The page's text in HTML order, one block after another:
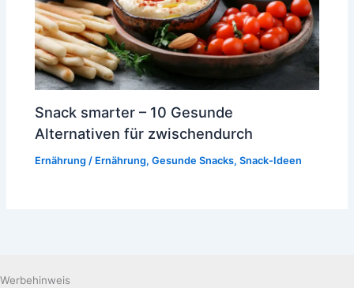
Snack smarter – 10 Gesunde
Alternativen für zwischendurch
Ernährung / Ernährung,Gesunde Snacks,Snack-Ideen
Werbehinweis